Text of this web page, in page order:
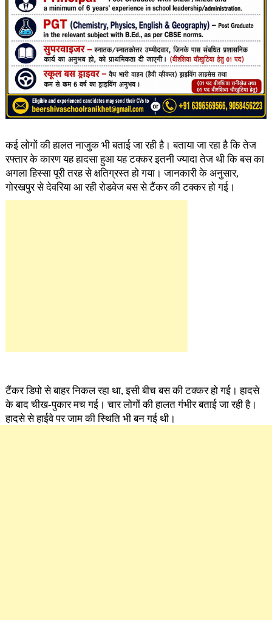
कई लोगों की हालत नाजुक भी बताई जा रही है। बताया जा रहा है कि तेज
रफ्तार के कारण यह हादसा हुआ यह टक्कर इतनी ज्यादा तेज थी कि बस का
अगला हिस्सा पूरी तरह से क्षतिग्रस्त हो गया। जानकारी के अनुसार,
गोरखपुर से देवरिया आ रही रोडवेज बस से टैंकर की टक्कर हो गई।
टैंकर डिपो से बाहर निकल रहा था, इसी बीच बस की टक्कर हो गई। हादसे
के बाद चीख-पुकार मच गई। चार लोगों की हालत गंभीर बताई जा रही है।
हादसे से हाईवे पर जाम की स्थिति भी बन गई थी।